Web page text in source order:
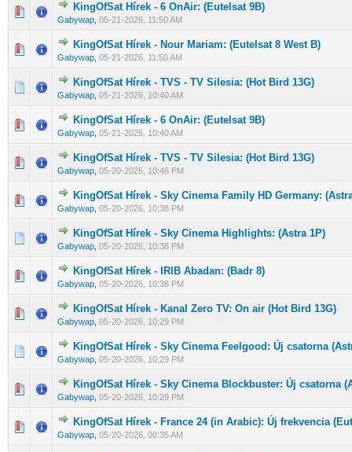
KingOfSat Hírek - 6 OnAir: (Eutelsat 9B)
Gabywap 05-21-2026, 11:50 AM
0 Szavazat - 0 / 5 átlagban
12345
KingOfSat Hírek - Nour Mariam: (Eutelsat 8 West B)
Gabywap 05-21-2026, 11:50 AM
0 Szavazat - 0 / 5 átlagban
12 345
KingOfSat Hírek - TVS - TV Silesia: (Hot Bird 13G)
Gabywap 05-21-2026, 10:40 AM
0 Szavazat - 0 / 5 átlagban
12 3 4 5
KingOfSat Hírek - 6 OnAir: (Eutelsat 9B)
Gabywap 05-21-2026, 10:40 AM
0 Szavazat - 0 / 5 átlagban
12345
KingOfSat Hírek - TVS - TV Silesia: (Hot Bird 13G)
Gabywap 05-20-2026, 10:46 PM
0 Szavazat - 0 / 5 átlagban
12 3 4 5
KingOfSat Hírek - Sky Cinema Family HD Germany:
Gabywap 05-20-2026, 10:38 PM
0 Szavazat - 0 / 5 átlagban
12345
KingOfSat Hírek - Sky Cinema Highlights: (Astra 1P)
Gabywap 05-20-2026, 10:38 PM
0 Szavazat - 0 / 5 átlagban
12345
KingOfSat Hírek - IRIB Abadan: (Badr 8)
Gabywap 05-20-2026, 10:38 PM
0 Szavazat - 0 / 5 átlagban
12 345
KingOfSat Hírek - Kanal Zero TV: On air (Hot Bird 13G)
Gabywap 05-20-2026, 10:29 PM
0 Szavazat - 0 / 5 átlagban
123 45
KingOfSat Hírek - Sky Cinema Feelgood: Új csatorna
Gabywap 05-20-2026, 10:29 PM
0 Szavazat - 0 / 5 átlagban
12345
KingOfSat Hírek - Sky Cinema Blockbuster: Új csatorna
Gabywap 05-20-2026, 10:29 PM
0 Szavazat - 0 / 5 átlagban
12345
KingOfSat Hírek - France 24 (in Arabic): Új frekvencia
Gabywap 05-20-2026, 08:35 AM
0 Szavazat - 0 / 5 átlagban
1234 5